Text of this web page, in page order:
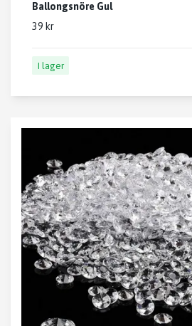
Ballongsnöre Gul
39 kr
I lager